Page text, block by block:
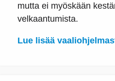
mutta ei myöskään
velkaantumista.
Lue lisää